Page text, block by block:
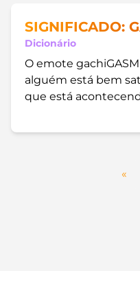
SIGNIFICADO:
Dicionário
O emote
alguém está bem
que está
«